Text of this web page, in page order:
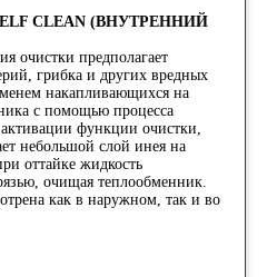
CLEAN (ВНУТРЕННИЙ
очистки предполагает
грибка и других вредных
накапливающихся на
с помощью процесса
функции очистки,
небольшой слой инея на
оттайке жидкость
очищая теплообменник.
как в наружном, так и во